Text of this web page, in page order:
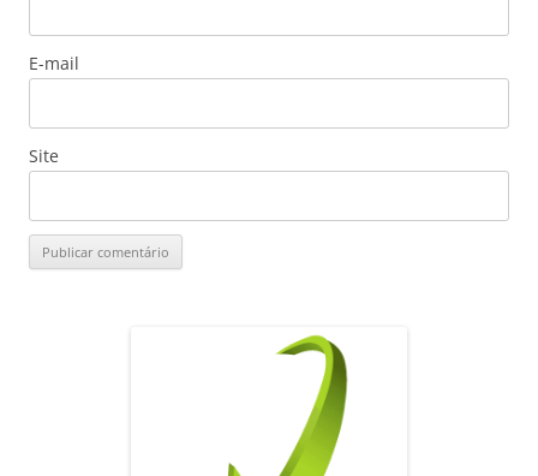
E-mail
Site